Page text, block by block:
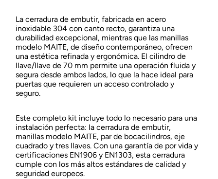
La cerradura de embutir, fabricada en acero
inoxidable 304 con canto recto, garantiza una
durabilidad excepcional, mientras que las manillas
modelo MAITE, de diseño contemporáneo, ofrecen
una estética refinada y ergonómica. El cilindro de
llave/llave de 70 mm permite una operación fluida y
segura desde ambos lados, lo que la hace ideal para
puertas que requieren un acceso controlado y
seguro.
Este completo kit incluye todo lo necesario para una
instalación perfecta: la cerradura de embutir,
manillas modelo MAITE, par de bocacilindros, eje
cuadrado y tres llaves. Con una garantía de por vida y
certificaciones EN1906 y EN1303, esta cerradura
cumple con los más altos estándares de calidad y
seguridad europeos.